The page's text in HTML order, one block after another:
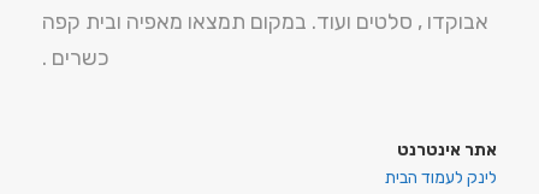
אבוקדו , סלטים ועוד. במקום תמצאו מאפיה ובית קפה
כשרים .
אתר אינטרנט
לינק לעמוד הבית